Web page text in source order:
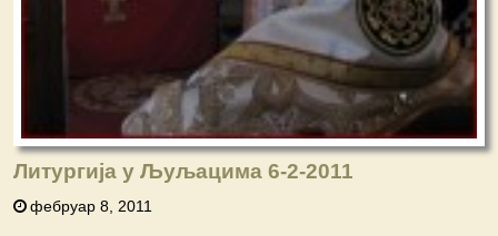
Литургија у Љуљацима 6-2-2011
фебруар 8, 2011